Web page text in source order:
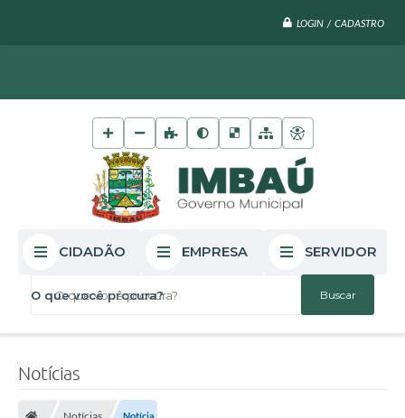
LOGIN / CADASTRO
O que você procura?
CIDADÃO EMPRESA SERVIDOR
Notícias